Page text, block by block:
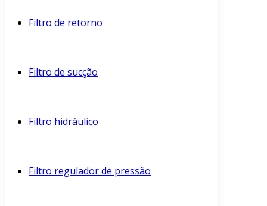
Filtro de retorno
Filtro de sucção
Filtro hidráulico
Filtro regulador de pressão